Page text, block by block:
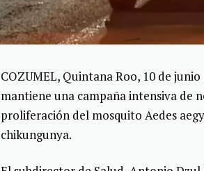
COZUMEL, Quintana Roo, 10 de
mantiene una campaña intensiva de
proliferación del mosquito Aedes
chikungunya.